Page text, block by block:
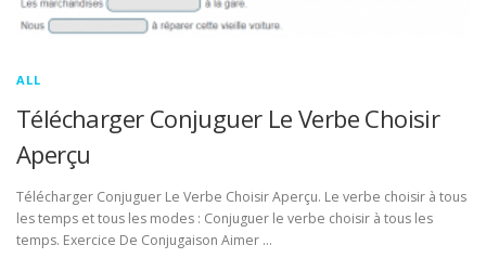
ALL
Télécharger Conjuguer Le Verbe Choisir
Aperçu
Télécharger Conjuguer Le Verbe Choisir Aperçu. Le verbe choisir à tous
les temps et tous les modes : Conjuguer le verbe choisir à tous les
temps. Exercice De Conjugaison Aimer …